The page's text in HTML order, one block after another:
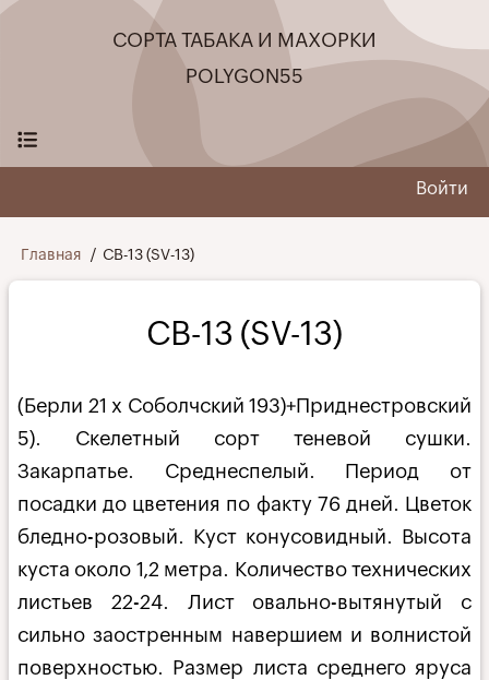
Перейти
СОРТА ТАБАКА И МАХОРКИ
POLYGON55
menu
Войти
Строка
Главная СВ-13 (SV-13)
СВ-13 (SV-13)
(Берли 21 х Соболчский 193)+Приднестровский
5). Скелетный сорт теневой сушки.
Закарпатье. Среднеспелый. Период от
посадки до цветения по факту 76 дней. Цветок
бледно-розовый. Куст конусовидный. Высота
куста около 1,2 метра. Количество технических
листьев 22-24. Лист овально-вытянутый с
сильно заостренным навершием и волнистой
поверхностью. Размер листа среднего яруса